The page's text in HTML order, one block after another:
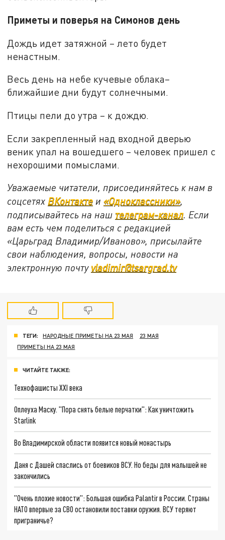
Приметы и поверья на Симонов день
Дождь идет затяжной – лето будет
ненастным.
Весь день на небе кучевые облака–
ближайшие дни будут солнечными.
Птицы пели до утра – к дождю.
Если закрепленный над входной дверью
веник упал на вошедшего – человек пришел с
нехорошими помыслами.
Уважаемые читатели, присоединяйтесь к нам в
соцсетях ВКонтакте и«Одноклассники»,
подписывайтесь на наш телеграм-канал. Если
вам есть чем поделиться с редакцией
«Царьград Владимир/Иваново», присылайте
свои наблюдения, вопросы, новости на
электронную почту vladimir@tsargrad.tv
ТЕГИ: НАРОДНЫЕ ПРИМЕТЫ НА 23 МАЯ
23 МАЯ
ПРИМЕТЫ НА 23 МАЯ
ЧИТАЙТЕ ТАКЖЕ:
Технофашисты XXI века
Оплеуха Маску. "Пора снять белые перчатки": Как уничтожить
Starlink
Во Владимирской области появится новый монастырь
Даня с Дашей спаслись от боевиков ВСУ. Но беды для малышей не
закончились
"Очень плохие новости": Большая ошибка Palantir в России. Страны
НАТО впервые за СВО остановили поставки оружия. ВСУ теряют
приграничье?